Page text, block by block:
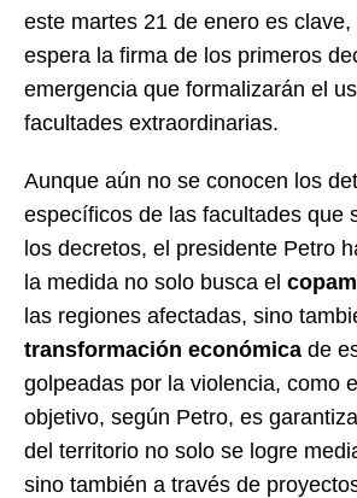
este martes 21 de enero es
espera la firma de los primeros
emergencia que formalizarán el
facultades extraordinarias.
Aunque aún no se conocen los
específicos de las facultades que
los decretos, el presidente Petro
la medida no solo busca el
las regiones afectadas, sino
transformación económica de
golpeadas por la violencia, como
objetivo, según Petro, es
del territorio no solo se logre
sino también a través de